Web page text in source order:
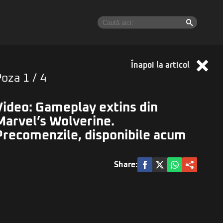
Înapoi la articol
1 / 4
Gameplay extins din
Wolverine.
disponibile acum
Share: